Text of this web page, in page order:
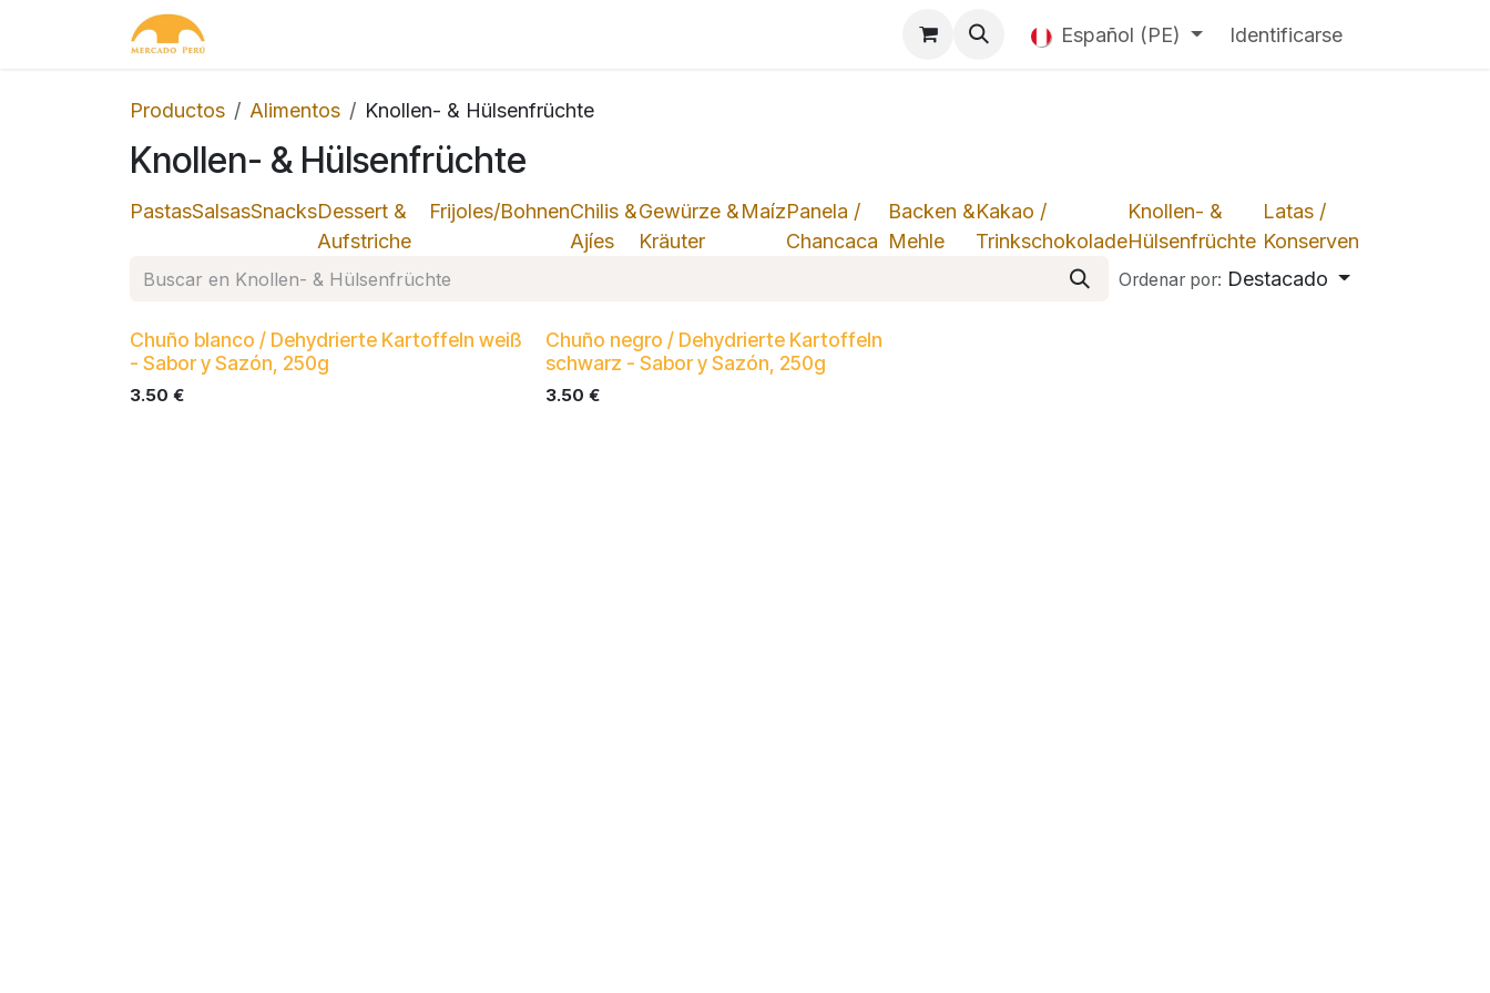
Español (PE) Identificarse
Productos Alimentos Knollen- & Hülsenfrüchte
Knollen- & Hülsenfrüchte
PastasSalsasSnacksDessert &
Aufstriche
Frijoles/BohnenChilis &
Ajíes
Gewürze &
Kräuter
MaízPanela /
Chancaca
Backen &
Mehle
Kakao /
Trinkschokolade
Knollen- &
Hülsenfrüchte
Latas /
Konserven
Ordenar por: Destacado
Chuño blanco / Dehydrierte Kartoffeln weiß
- Sabor y Sazón, 250g
3.50 €
Chuño negro / Dehydrierte Kartoffeln
schwarz - Sabor y Sazón, 250g
3.50 €